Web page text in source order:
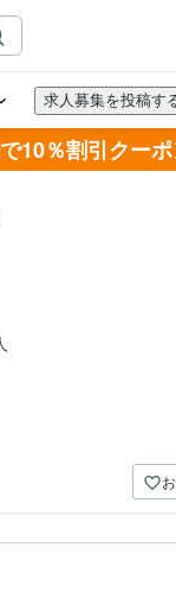
10％割引クーポ